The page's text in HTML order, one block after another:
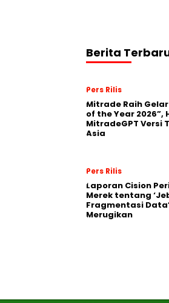
Berita
Pers Rilis
Mitrade Raih Gelar
of the Year 2026”,
MitradeGPT Versi
Asia
Pers Rilis
Laporan Cision
Merek tentang
Fragmentasi
Merugikan